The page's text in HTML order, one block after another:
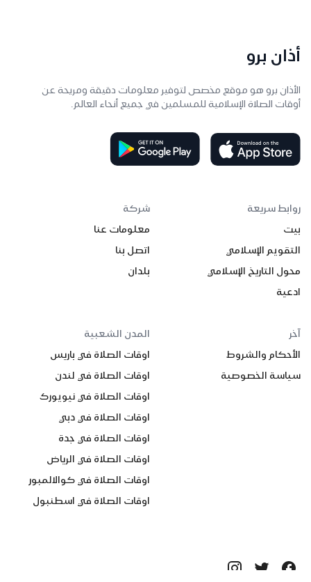
أذان برو
الأذان برو هو موقع مخصص لتوفير معلومات دقيقة ومريحة عن
أوقات الصلاة الإسلامية للمسلمين في جميع أنحاء العالم.
روابط سريعة
بيت
التقويم الإسلامي
محول التاريخ الإسلامي
ادعية
شركة
معلومات عنا
اتصل بنا
بلدان
آخر
الأحكام والشروط
سياسة الخصوصية
المدن الشعبية
اوقات الصلاة في باريس
اوقات الصلاة في لندن
اوقات الصلاة في نيويورك
اوقات الصلاة في دبي
اوقات الصلاة في جدة
اوقات الصلاة في الرياض
اوقات الصلاة في كوالالمبور
اوقات الصلاة في اسطنبول